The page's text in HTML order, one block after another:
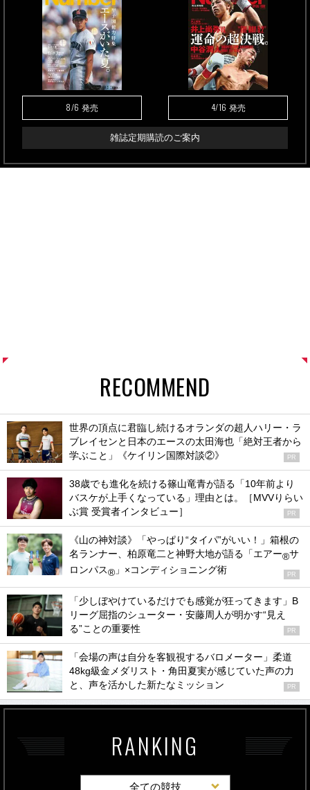
8/6 発売 4/16 発売
雑誌定期購読のご案内
RECOMMEND
世界の頂点に君臨し続けるオランダの超人ハリー・ラ
ブレイセンと日本のエースの太田海也「絶対王者から
学ぶこと」《ケイリン国際対談②》
PR
38歳でも進化を続ける篠山竜青が語る「10年前より
バスケが上手くなっている」理由とは。［MVVりらい
ぶ賞 受賞者インタビュー］
PR
《山の神対談》「やっぱり“タイパ”がいい！」箱根の
名ランナー、柏原竜二と神野大地が語る「エアー®サ
ロンパス® 」×コンディショニング術 PR
「少しぼやけているだけでも感覚が狂ってきます」B
リーグ屈指のシューター・安藤周人が明かす“見え
る”ことの重要性
PR
「会場の声は自分を客観視するバロメーター」柔道
48kg級金メダリスト・角田夏実が感じていた声の力
と、声を活かした新たなミッション
PR
RANKING
全ての競技